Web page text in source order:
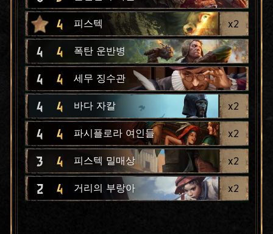
4 피스텍 x2
4 4 폭탄 운반병
4 4 세무 징수관
4 4 바다 자칼 x2
4 4 파시플로라 여인들 x2
3 4 피스텍 밀매상 x2
2 4 거리의 부랑아 x2